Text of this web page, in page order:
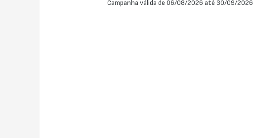
Campanha válida de 06/08/2026 até 30/09/2026